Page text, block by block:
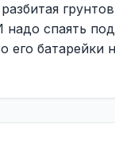
спаять
его батарейки